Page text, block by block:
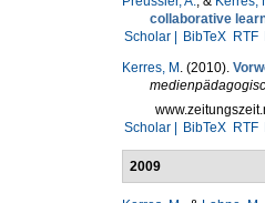
collaborative
Scholar |
BibTeX RTF
Kerres, M . (2010).
Scholar |
BibTeX RTF
2009